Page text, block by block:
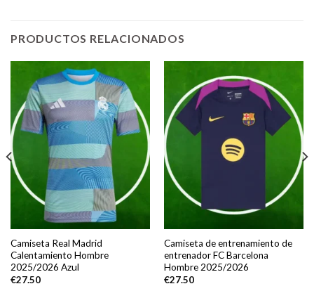
PRODUCTOS RELACIONADOS
Camiseta Real Madrid
Calentamiento Hombre
2025/2026 Azul
€27.50
Camiseta de entrenamiento de
entrenador FC Barcelona
Hombre 2025/2026
€27.50